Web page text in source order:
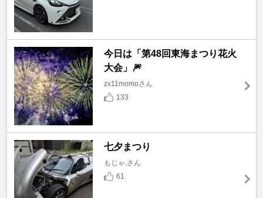
今日は「第48回東海まつり花火
大会」🎆
zx11momoさん
133
七夕まつり
もじゃ.さん
61